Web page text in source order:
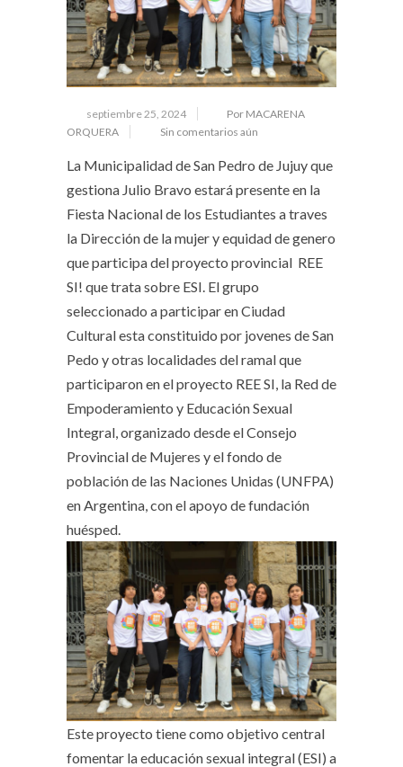
septiembre 25, 2024
Por MACARENA
ORQUERA
Sin comentarios aún
La Municipalidad de San Pedro de Jujuy que
gestiona Julio Bravo estará presente en la
Fiesta Nacional de los Estudiantes a traves
la Dirección de la mujer y equidad de genero
que participa del proyecto provincial REE
SI! que trata sobre ESI. El grupo
seleccionado a participar en Ciudad
Cultural esta constituido por jovenes de San
Pedo y otras localidades del ramal que
participaron en el proyecto REE SI, la Red de
Empoderamiento y Educación Sexual
Integral, organizado desde el Consejo
Provincial de Mujeres y el fondo de
población de las Naciones Unidas (UNFPA)
en Argentina, con el apoyo de fundación
huésped.
Este proyecto tiene como objetivo central
fomentar la educación sexual integral (ESI) a